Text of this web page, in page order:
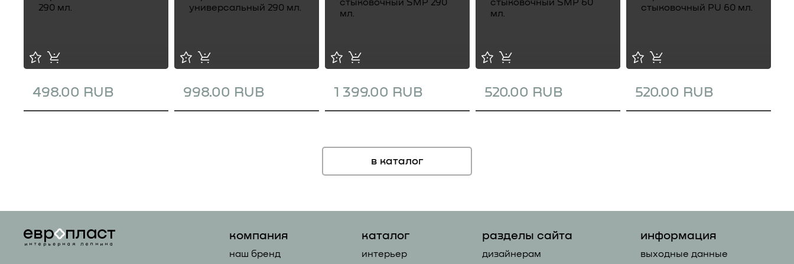
498.00 RUB 998.00 RUB 1 399.00 RUB 520.00 RUB 520.00 RUB
в каталог
компания
наш бренд
каталог
интерьер
разделы сайта
дизайнерам
информация
выходные данные